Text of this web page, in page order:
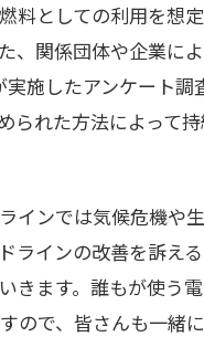
料としての利用を想
、関係団体や企業に
施したアンケート
られた方法によって
インでは気候危機や
ラインの改善を訴え
ます。誰もが使う
ので、皆さんも一緒